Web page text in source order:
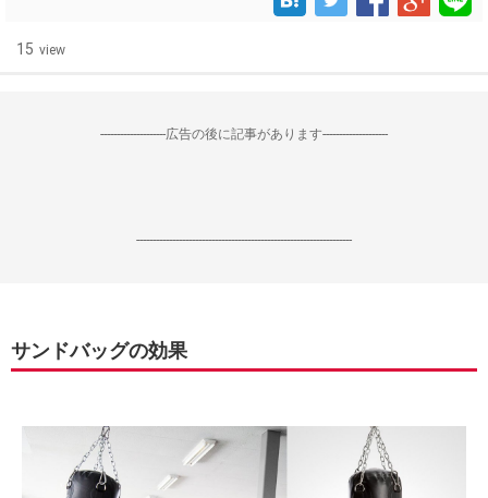
15 view
--------------------広告の後に記事があります--------------------
------------------------------------------------------------------
サンドバッグの効果